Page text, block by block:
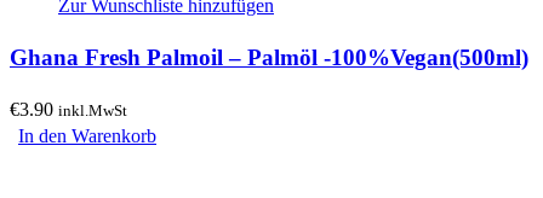
Zur Wunschliste hinzufügen
Ghana Fresh Palmoil – Palmöl -100%Vegan(500ml)
€3.90 inkl.MwSt
In den Warenkorb